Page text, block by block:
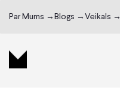
Par Mums → Blogs → Veikals →